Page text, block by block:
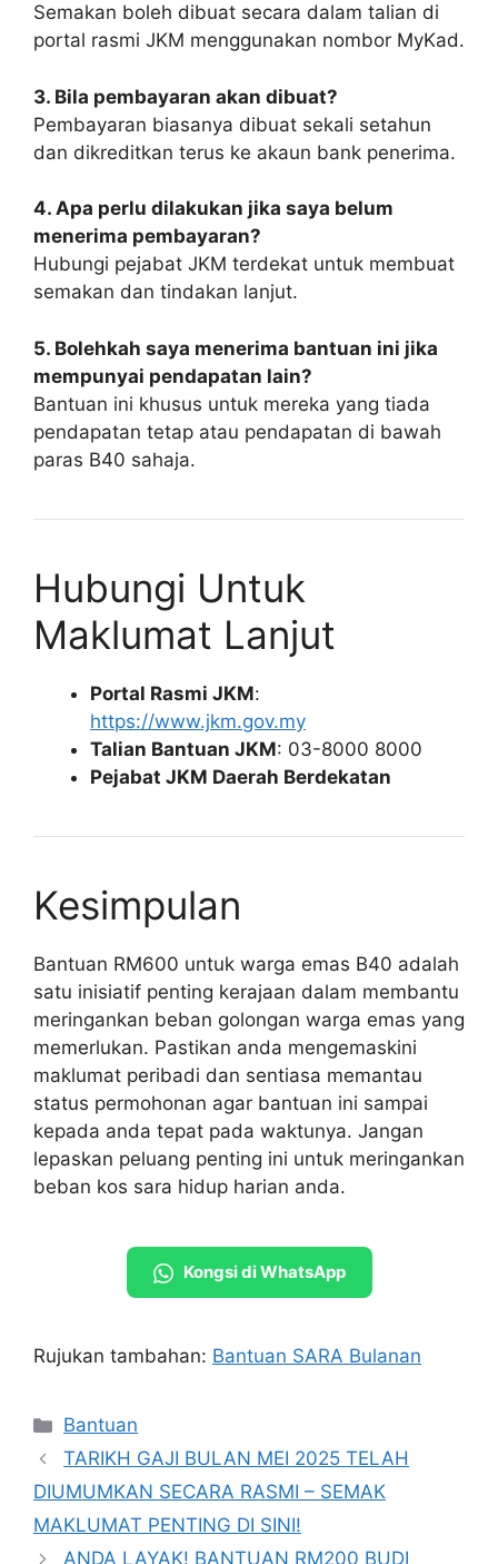
Semakan boleh dibuat secara dalam talian di
portal rasmi JKM menggunakan nombor MyKad.
3. Bila pembayaran akan dibuat?
Pembayaran biasanya dibuat sekali setahun
dan dikreditkan terus ke akaun bank penerima.
4. Apa perlu dilakukan jika saya belum
menerima pembayaran?
Hubungi pejabat JKM terdekat untuk membuat
semakan dan tindakan lanjut.
5. Bolehkah saya menerima bantuan ini jika
mempunyai pendapatan lain?
Bantuan ini khusus untuk mereka yang tiada
pendapatan tetap atau pendapatan di bawah
paras B40 sahaja.
Hubungi Untuk
Maklumat Lanjut
Portal Rasmi JKM:
https://www.jkm.gov.my
Talian Bantuan JKM: 03-8000 8000
Pejabat JKM Daerah Berdekatan
Kesimpulan
Bantuan RM600 untuk warga emas B40 adalah
satu inisiatif penting kerajaan dalam membantu
meringankan beban golongan warga emas yang
memerlukan. Pastikan anda mengemaskini
maklumat peribadi dan sentiasa memantau
status permohonan agar bantuan ini sampai
kepada anda tepat pada waktunya. Jangan
lepaskan peluang penting ini untuk meringankan
beban kos sara hidup harian anda.
Kongsi di WhatsApp
Rujukan tambahan: Bantuan SARA Bulanan
Categories
Bantuan
TARIKH GAJI BULAN MEI 2025 TELAH
DIUMUMKAN SECARA RASMI – SEMAK
MAKLUMAT PENTING DI SINI!
ANDA LAYAK! BANTUAN RM200 BUDI